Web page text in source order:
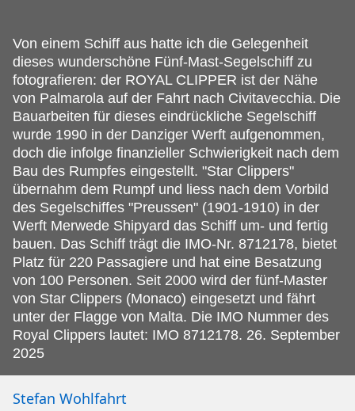
Von einem Schiff aus hatte ich die Gelegenheit
dieses wunderschöne Fünf-Mast-Segelschiff zu
fotografieren: der ROYAL CLIPPER ist der Nähe
von Palmarola auf der Fahrt nach Civitavecchia. Die
Bauarbeiten für dieses eindrückliche Segelschiff
wurde 1990 in der Danziger Werft aufgenommen,
doch die infolge finanzieller Schwierigkeit nach dem
Bau des Rumpfes eingestellt. "Star Clippers"
übernahm dem Rumpf und liess nach dem Vorbild
des Segelschiffes "Preussen" (1901-1910) in der
Werft Merwede Shipyard das Schiff um- und fertig
bauen. Das Schiff trägt die IMO-Nr. 8712178, bietet
Platz für 220 Passagiere und hat eine Besatzung
von 100 Personen. Seit 2000 wird der fünf-Master
von Star Clippers (Monaco) eingesetzt und fährt
unter der Flagge von Malta. Die IMO Nummer des
Royal Clippers lautet: IMO 8712178. 26. September
2025
Stefan Wohlfahrt